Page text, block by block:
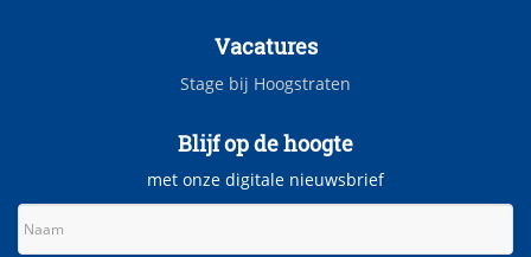
Vacatures
Stage bij Hoogstraten
Blijf op de hoogte
met onze digitale nieuwsbrief